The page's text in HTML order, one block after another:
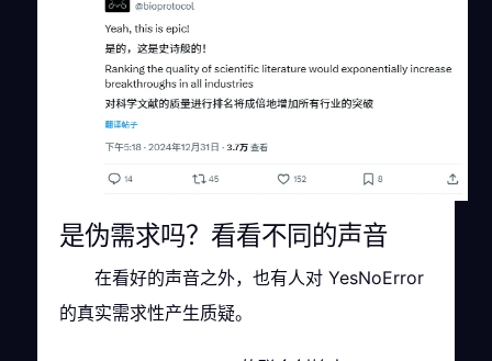
是伪需求吗？看看不同的声音
在看好的声音之外，也有人对 YesNoError
的真实需求性产生质疑。